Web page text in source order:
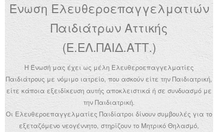
Ένωση Ελευθεροεπαγγελματιών
Παιδιάτρων Αττικής
(Ε.ΕΛ.ΠΑΙΔ.ΑΤΤ.)
Η Ένωσή μας έχει ως μέλη Ελευθεροεπαγγελματίες
Παιδιάτρους με νόμιμο ιατρείο, που ασκούν είτε την Παιδιατρική,
είτε κάποια εξειδίκευση αυτής αποκλειστικά ή σε συνδυασμό με
την Παιδιατρική.
Οι Ελευθεροεπαγγελματίες Παιδίατροι δίνουν συμβουλές για το
εξεταζόμενο νεογέννητο, στηρίζουν το Μητρικό Θηλασμό,
Ανακοινώσεις
Εργαλεία για Παιδιάτρους
Χρήσιμα Links
Επεξεργασία Προφίλ